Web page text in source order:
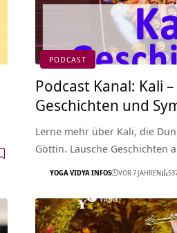
PODCAST
Podcast Kanal: Kali
Geschichten und
Lerne mehr über Kali, die
Göttin. Lausche Geschichten
YOGA VIDYA INFOS VOR 7 JAHREN